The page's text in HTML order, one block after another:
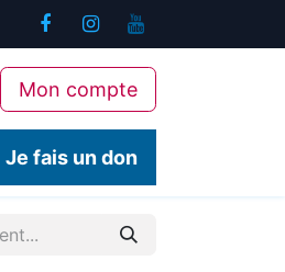
Mon compte
Je fais un don